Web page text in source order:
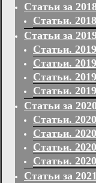
Статьи за
Статьи.
Статьи за
Статьи.
Статьи.
Статьи.
Статьи.
Статьи за
Статьи.
Статьи.
Статьи.
Статьи.
Статьи за